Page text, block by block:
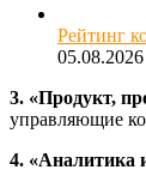
Рейтинг
05.08.2026
3. «Продукт,
управляющие
4. «Аналитика